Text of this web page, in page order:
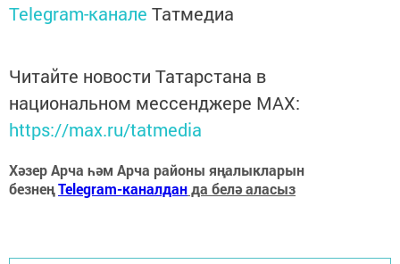
Telegram-канале Татмедиа
Читайте новости Татарстана в
национальном мессенджере MАХ:
https://max.ru/tatmedia
Хәзер Арча һәм Арча районы яңалыкларын
безнеңTelegram-каналданда белә аласыз